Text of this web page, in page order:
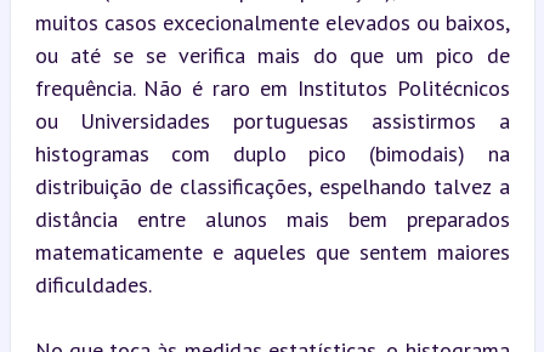
muitos casos excecionalmente elevados ou baixos,
ou até se se verifica mais do que um pico de
frequência. Não é raro em Institutos Politécnicos
ou Universidades portuguesas assistirmos a
histogramas com duplo pico (bimodais) na
distribuição de classificações, espelhando talvez a
distância entre alunos mais bem preparados
matematicamente e aqueles que sentem maiores
dificuldades.